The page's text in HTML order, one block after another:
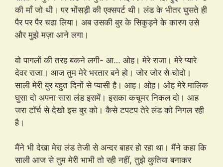
की माँ जो थी। पर भोंसड़ी की एक्सपर्ट थी। लंड के भीतर घुसते ही
पैर पर पैर चढा लिया। अब उसकी बुर के सिकुड़ने के कारण उसे
और मुझे मज़ा आने लगा।
वो पागलों की तरह बकने लगी- आ… ओह। मेरे राजा। मेरे प्यारे
देवर राजा। आज तुम मेरे भरतार बने हो। जोर जोर से चोदो।
साली मेरी बुर बहुत दिनों से प्यासी है। आह। ओह। ओह मेरे मालिक
घुसा दो अपना सारा लंड इसमें। इसका कचूमर निकल दो। आह
जरा टॉर्च से देखो इस बुर को। कैसे टपटप तेरे लंड को निगल रही
है।
मैंने भी देखा मेरा लंड तेजी से अन्दर बाहर हो रहा था। मैंने कहा कि
साली आज से तुम मेरी भाभी तो रही नहीं, तुझे कुतिया बनाकर